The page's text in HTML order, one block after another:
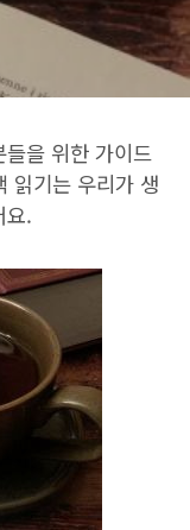
을 위한 가이드
읽기는 우리가 생
요.